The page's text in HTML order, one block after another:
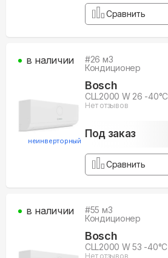
Сравнить
неинверторный
#26 м3
Кондиционер
Bosch
CLL2000 W 26 -40°С
Нет отзывов
Под заказ
в наличии
Сравнить
#55 м3
Кондиционер
Bosch
CLL2000 W 53 -40°С
Нет отзывов
в наличии